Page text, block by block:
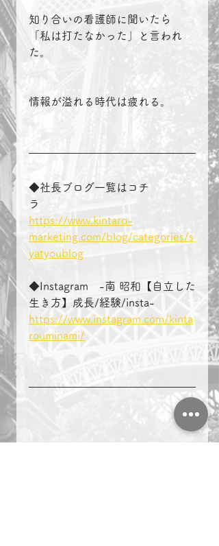
知り合いの看護師に聞いたら
「私は打たなかった」と言われ
た。
情報が溢れる時代は疲れる。
◆社長ブログ一覧はコチ
ラ
https://www.kintaro-
marketing.com/blog/categories/s
yatyoublog
◆Instagram　-南 昭和【自立した
生き方】成長/経験/insta-
https://www.instagram.com/kinta
rouminami/